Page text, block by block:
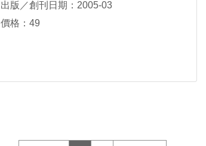
出版／創刊日期：2005-03
價格：49